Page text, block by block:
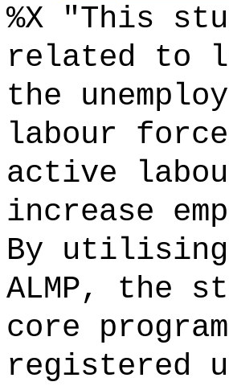
%X "This
related to
the
labour
active
increase
By utilising
ALMP, the
core
registered